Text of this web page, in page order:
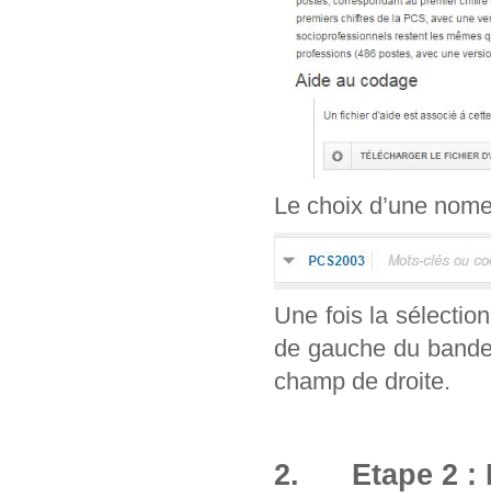
Le choix d’une
Une fois la
de gauche du
champ de droite.
2. Etape 2 :